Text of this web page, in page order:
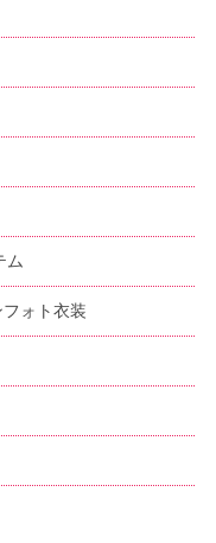
ム
ォト衣装